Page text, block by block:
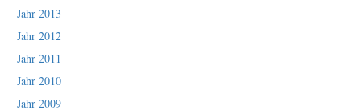
Jahr 2013
Jahr 2012
Jahr 2011
Jahr 2010
Jahr 2009